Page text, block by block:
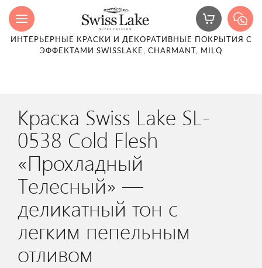
ИНТЕРЬЕРНЫЕ КРАСКИ И ДЕКОРАТИВНЫЕ ПОКРЫТИЯ С
ЭФФЕКТАМИ SWISSLAKE, CHARMANT, MILQ
Краска Swiss Lake SL-
0538 Cold Flesh
«Прохладный
Телесный» —
деликатный тон с
легким пепельным
отливом